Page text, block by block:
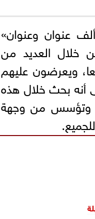
عنوان وعنوان»
خلال العديد من
ويعرضون عليهم
أنه بحث خلال هذه
وتؤسس من وجهة